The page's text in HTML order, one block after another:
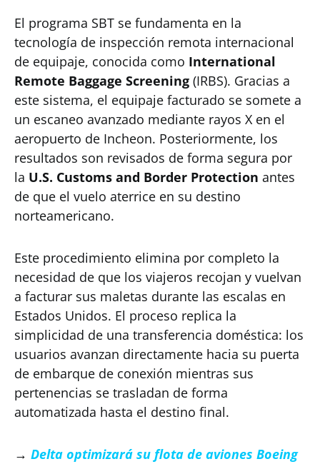
El programa SBT se fundamenta en la
tecnología de inspección remota internacional
de equipaje, conocida como International
Remote Baggage Screening (IRBS). Gracias a
este sistema, el equipaje facturado se somete a
un escaneo avanzado mediante rayos X en el
aeropuerto de Incheon. Posteriormente, los
resultados son revisados de forma segura por
la U.S. Customs and Border Protection antes
de que el vuelo aterrice en su destino
norteamericano.
Este procedimiento elimina por completo la
necesidad de que los viajeros recojan y vuelvan
a facturar sus maletas durante las escalas en
Estados Unidos. El proceso replica la
simplicidad de una transferencia doméstica: los
usuarios avanzan directamente hacia su puerta
de embarque de conexión mientras sus
pertenencias se trasladan de forma
automatizada hasta el destino final.
→ Delta optimizará su flota de aviones Boeing